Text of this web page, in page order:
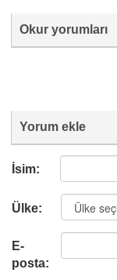
Okur yorumları
Yorum ekle
İsim:
Ülke:
E-
posta: